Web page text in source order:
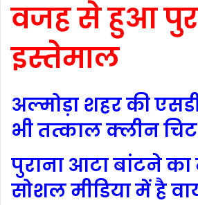
वजह से हुआ
इस्तेमाल
अल्मोड़ा शहर की
भी तत्काल क्लीन चिट
पुराना आटा बांटने
सोशल मीडिया में है